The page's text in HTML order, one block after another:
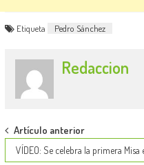
Etiqueta Pedro Sánchez
Redaccion
Post
navigation
Artículo anterior
VÍDEO: Se celebra la primera